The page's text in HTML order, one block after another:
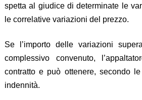
spetta al giudice di determinate le
le correlative variazioni del prezzo.
Se l’importo delle variazioni
complessivo convenuto,
contratto e può ottenere, secondo
indennità.